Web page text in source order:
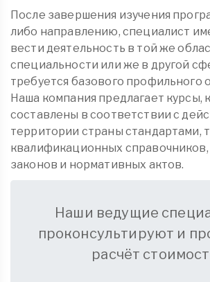
После завершения изучения
либо направлению, специалист
вести деятельность в той же
специальности или же в другой
требуется базового профильного
Наша компания предлагает курсы,
составлены в соответствии с
территории страны стандартами,
квалификационных
законов и нормативных актов.
Наши ведущие
проконсультируют и
расчёт